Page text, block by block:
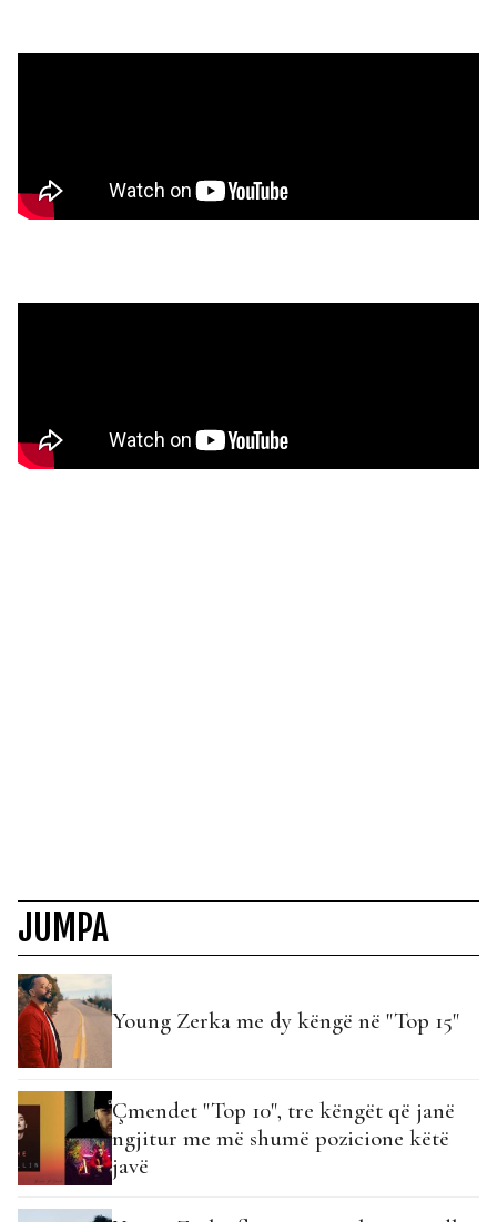
JUMPA
Young Zerka me dy këngë në "Top 15"
Çmendet "Top 10", tre këngët që janë
ngjitur me më shumë pozicione këtë
javë